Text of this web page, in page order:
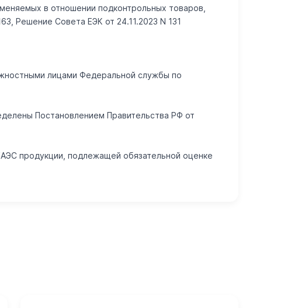
в отношении подконтрольных товаров,
Решение Совета ЕЭК от 24.11.2023 N 131
лицами Федеральной службы по
Постановлением Правительства РФ от
продукции, подлежащей обязательной оценке